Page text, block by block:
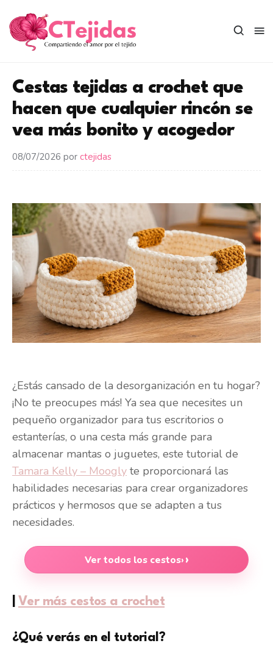
contenido
Cestas tejidas a crochet que
hacen que cualquier rincón se
vea más bonito y acogedor
08/07/2026 por ctejidas
¿Estás cansado de la desorganización en tu hogar?
¡No te preocupes más! Ya sea que necesites un
pequeño organizador para tus escritorios o
estanterías, o una cesta más grande para
almacenar mantas o juguetes, este tutorial de
Tamara Kelly – Moogly te proporcionará las
habilidades necesarias para crear organizadores
prácticos y hermosos que se adapten a tus
necesidades.
Ver todos los cestos›
Ver más cestos a crochet
¿Qué verás en el tutorial?